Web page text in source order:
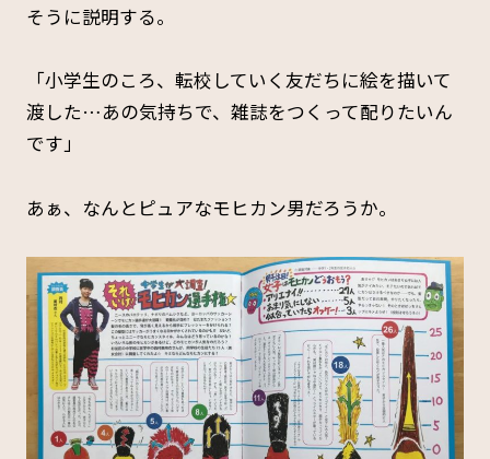
そうに説明する。
「小学生のころ、転校していく友だちに絵を描いて
渡した…あの気持ちで、雑誌をつくって配りたいん
です」
あぁ、なんとピュアなモヒカン男だろうか。